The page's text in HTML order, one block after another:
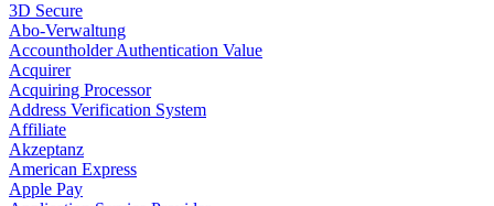
3D Secure
Abo-Verwaltung
Accountholder Authentication Value
Acquirer
Acquiring Processor
Address Verification System
Affiliate
Akzeptanz
American Express
Apple Pay